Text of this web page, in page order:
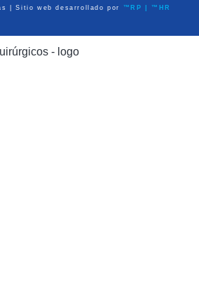
| Sitio web desarrollado por ™RP | ™HR